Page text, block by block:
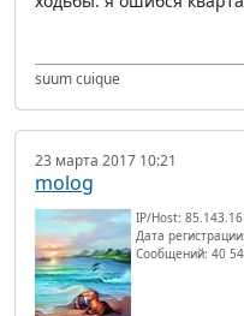
suum cuique
23 марта 2017 10:21
molog
IP/Host:
Дата
Сообщений: 40